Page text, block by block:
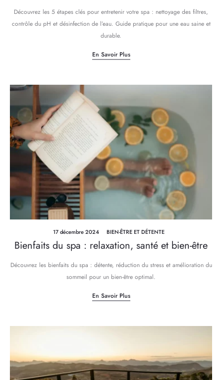
Découvrez les 5 étapes clés pour entretenir votre spa : nettoyage des filtres,
contrôle du pH et désinfection de l’eau. Guide pratique pour une eau saine et
durable.
En Savoir Plus
17 décembre 2024 BIEN-ÊTRE ET DÉTENTE
Bienfaits du spa : relaxation, santé et bien-être
Découvrez les bienfaits du spa : détente, réduction du stress et amélioration du
sommeil pour un bien-être optimal.
En Savoir Plus